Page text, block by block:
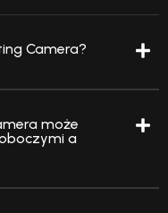
Camera?
może
a